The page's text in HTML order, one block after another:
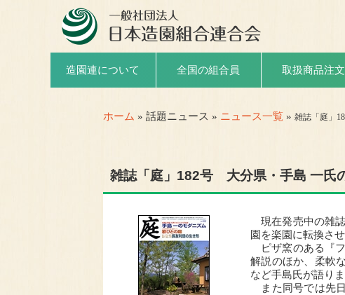
造園連について 全国の組合員 取扱商品注文
ホーム » 話題ニュース » ニュース一覧 » 雑誌「庭」
雑誌「庭」182号 大分県・手島 一氏
現在発売中の雑
園を楽園に転換さ
ピザ窯のある『フ
解説のほか、柔軟
など手島氏が語りま
また同号では先